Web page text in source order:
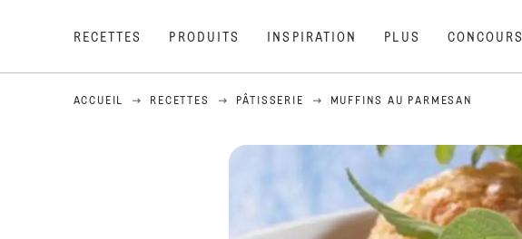
RECETTES PRODUITS INSPIRATION PLUS CONCOURS
ACCUEIL RECETTES PÂTISSERIE MUFFINS AU PARMESAN